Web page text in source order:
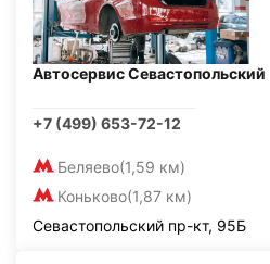
Автосервис Севастопольский
+7 (499) 653-72-12
Беляево(1,59 км)
Коньково(1,87 км)
Севастопольский пр-кт, 95Б